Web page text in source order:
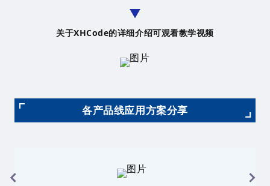
关于XHCode的详细介绍可观看教学视频
各产品线应用方案分享